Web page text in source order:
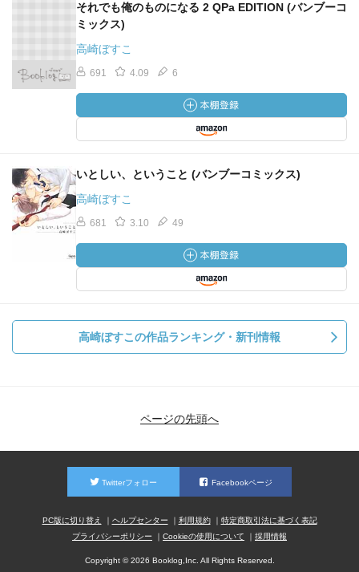
それでも俺のものになる 2 QPa EDITION (バンブーコ
ミックス)
高崎ぼすこ
691 4.09 6
いとしい、ということ (バンブーコミックス)
高崎ぼすこ
681 3.10 49
高崎ぼすこの作品ランキング・新刊情報
ページの先頭へ
Twitterフォロー Facebookページ
PC版に切り替え ヘルプセンター 利用規約
特定商取引法に基づく表記
プライバシーポリシー
Cookieの使用について 採用情報
Copyright © 2026 Booklog,Inc. All Rights Reserved.